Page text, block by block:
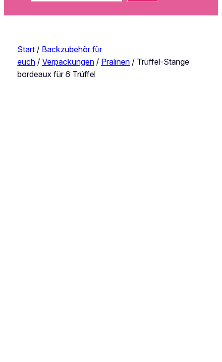
Start/ Backzubehör für
euch/ Verpackungen/ Pralinen/ Trüffel-Stange
bordeaux für 6 Trüffel